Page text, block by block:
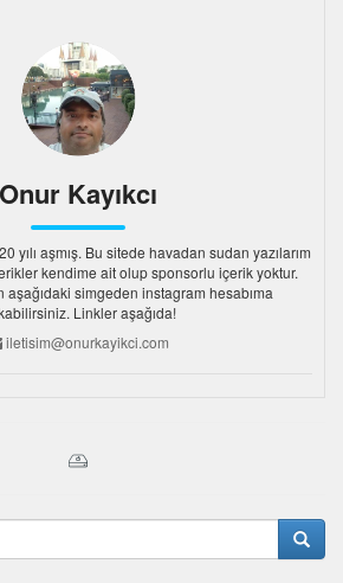
Onur Kayıkcı
yılı aşmış. Bu sitede havadan sudan yazılarım
kendime ait olup sponsorlu içerik yoktur.
simgeden instagram hesabıma
Linkler aşağıda!
iletisim@onurkayikci.com